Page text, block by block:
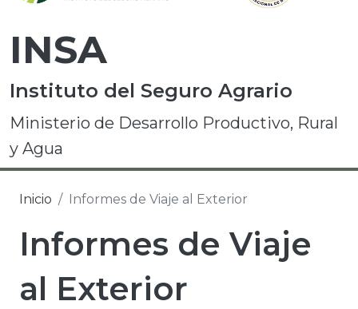
INSA
Instituto del Seguro Agrario
Ministerio de Desarrollo Productivo, Rural
y Agua
Inicio Informes de Viaje al Exterior
Informes de Viaje
al Exterior